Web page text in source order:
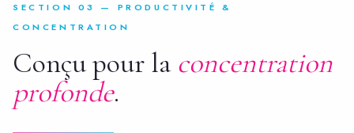
SECTION 03 — PRODUCTIVITÉ &
CONCENTRATION
Conçu pour la concentration
profonde.